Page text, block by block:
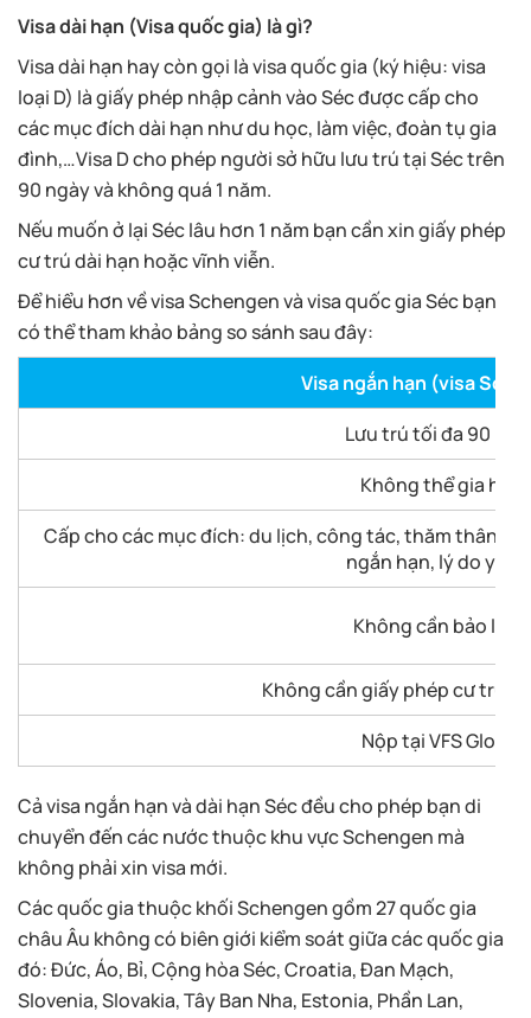
Visa dài hạn (Visa quốc gia) là gì?
Visa dài hạn hay còn gọi là visa quốc gia (ký hiệu: visa
loại D) là giấy phép nhập cảnh vào Séc được cấp cho
các mục đích dài hạn như du học, làm việc, đoàn tụ gia
đình,…Visa D cho phép người sở hữu lưu trú tại Séc trên
90 ngày và không quá 1 năm.
Nếu muốn ở lại Séc lâu hơn 1 năm bạn cần xin giấy phép
cư trú dài hạn hoặc vĩnh viễn.
Để hiểu hơn về visa Schengen và visa quốc gia Séc bạn
có thể tham khảo bảng so sánh sau đây:
Visa ngắn hạn (visa
Lưu trú tối đa 90
Không thể gia hạn
Cấp cho các mục đích: du lịch, công tác, thăm thân,
ngắn hạn, lý do y
Không cần bảo lãnh
Không cần giấy phép cư trú
Nộp tại VFS Global
Cả visa ngắn hạn và dài hạn Séc đều cho phép bạn di
chuyển đến các nước thuộc khu vực Schengen mà
không phải xin visa mới.
Các quốc gia thuộc khối Schengen gồm 27​ quốc gia
châu Âu không có biên giới kiểm soát giữa các quốc gia
đó: Đức, Áo, Bỉ, Cộng hòa Séc, Croatia, Đan Mạch,
Slovenia, Slovakia, Tây Ban Nha, Estonia, Phần Lan,